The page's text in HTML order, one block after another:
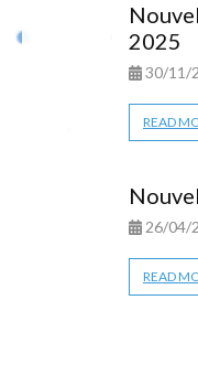
2025
30/11/
READ
26/04/
READ